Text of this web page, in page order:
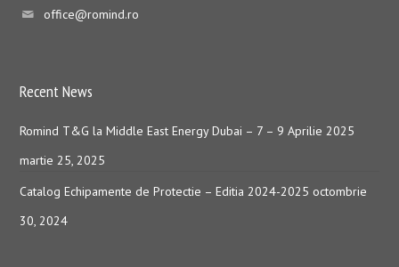
office@romind.ro
Recent News
Romind T&G la Middle East Energy Dubai – 7 – 9 Aprilie 2025
martie 25, 2025
Catalog Echipamente de Protectie – Editia 2024-2025 octombrie
30, 2024